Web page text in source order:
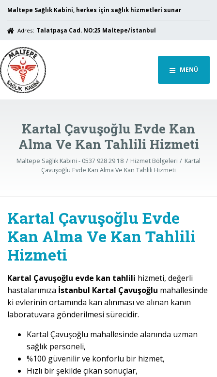
Maltepe Sağlık Kabini, herkes için sağlık hizmetleri sunar
Adres: Talatpaşa Cad. NO:25 Maltepe/İstanbul
MENÜ
Kartal Çavuşoğlu Evde Kan
Alma Ve Kan Tahlili Hizmeti
Maltepe Sağlık Kabini - 0537 928 29 18 Hizmet Bölgeleri
Kartal
Çavuşoğlu Evde Kan Alma Ve Kan Tahlili Hizmeti
Kartal Çavuşoğlu Evde
Kan Alma Ve Kan Tahlili
Hizmeti
Kartal Çavuşoğlu evde kan tahlili hizmeti, değerli
hastalarımıza İstanbul Kartal Çavuşoğlu mahallesinde
ki evlerinin ortamında kan alınması ve alınan kanın
laboratuvara gönderilmesi sürecidir.
Kartal Çavuşoğlu mahallesinde alanında uzman
sağlık personeli,
%100 güvenilir ve konforlu bir hizmet,
Hızlı bir şekilde çıkan sonuçlar,